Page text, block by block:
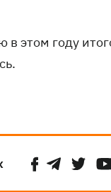
в этом году